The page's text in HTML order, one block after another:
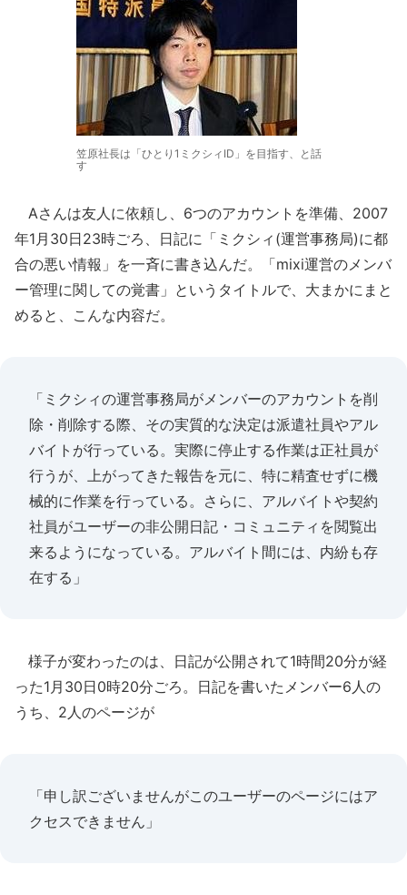
笠原社長は「ひとり1ミクシィID」を目指す、と話
す
Aさんは友人に依頼し、6つのアカウントを準備、2007
年1月30日23時ごろ、日記に「ミクシィ(運営事務局)に都
合の悪い情報」を一斉に書き込んだ。「mixi運営のメンバ
ー管理に関しての覚書」というタイトルで、大まかにまと
めると、こんな内容だ。
「ミクシィの運営事務局がメンバーのアカウントを削
除・削除する際、その実質的な決定は派遣社員やアル
バイトが行っている。実際に停止する作業は正社員が
行うが、上がってきた報告を元に、特に精査せずに機
械的に作業を行っている。さらに、アルバイトや契約
社員がユーザーの非公開日記・コミュニティを閲覧出
来るようになっている。アルバイト間には、内紛も存
在する」
様子が変わったのは、日記が公開されて1時間20分が経
った1月30日0時20分ごろ。日記を書いたメンバー6人の
うち、2人のページが
「申し訳ございませんがこのユーザーのページにはア
クセスできません」